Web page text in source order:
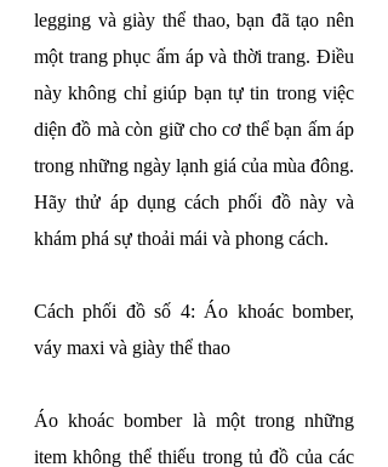
legging và giày thể thao, bạn đã tạo nên
một trang phục ấm áp và thời trang. Điều
này không chỉ giúp bạn tự tin trong việc
diện đồ mà còn giữ cho cơ thể bạn ấm áp
trong những ngày lạnh giá của mùa đông.
Hãy thử áp dụng cách phối đồ này và
khám phá sự thoải mái và phong cách.
Cách phối đồ số 4: Áo khoác bomber,
váy maxi và giày thể thao
Áo khoác bomber là một trong những
item không thể thiếu trong tủ đồ của các